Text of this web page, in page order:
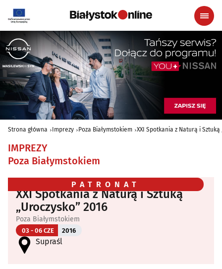
Strona główna Imprezy Poza Białymstokiem XXI Spotkania z Naturą i Sztuką
IMPREZY
Poza Białymstokiem
PATRONAT
XXI Spotkania z Naturą i Sztuką
„Uroczysko” 2016
Poza Białymstokiem
03 - 06 CZE 2016
Supraśl